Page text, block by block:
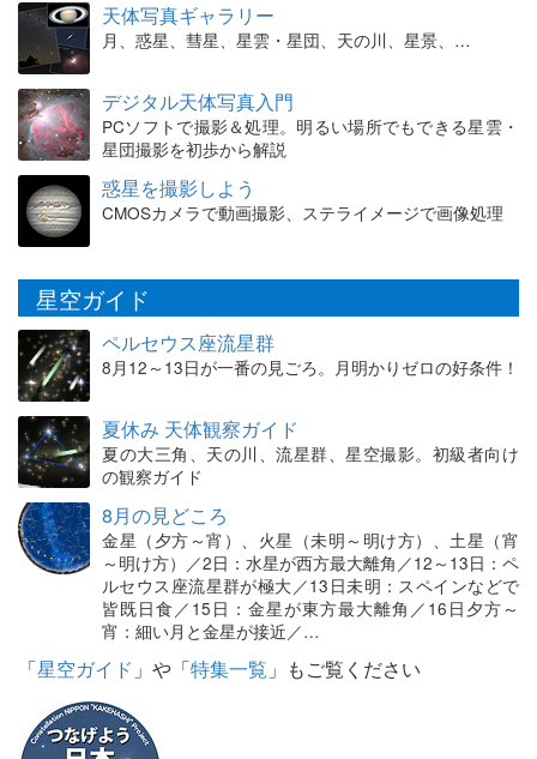
天体写真ギャラリー
月、惑星、彗星、星雲・星団、天の川、星景、…
デジタル天体写真入門
PCソフトで撮影＆処理。明るい場所でもできる星雲・
星団撮影を初歩から解説
惑星を撮影しよう
CMOSカメラで動画撮影、ステライメージで画像処理
星空ガイド
ペルセウス座流星群
8月12～13日が一番の見ごろ。月明かりゼロの好条件！
夏休み 天体観察ガイド
夏の大三角、天の川、流星群、星空撮影。初級者向け
の観察ガイド
8月の見どころ
金星（夕方～宵）、火星（未明～明け方）、土星（宵
～明け方）／2日：水星が西方最大離角／12～13日：ペ
ルセウス座流星群が極大／13日未明：スペインなどで
皆既日食／15日：金星が東方最大離角／16日夕方～
宵：細い月と金星が接近／…
「星空ガイド 」や「特集一覧 」もご覧ください